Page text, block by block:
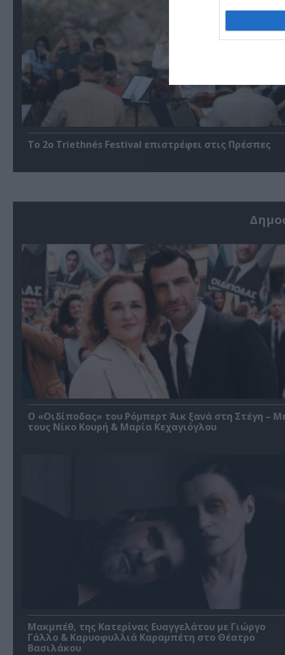
Το 2ο Triethnés Festival επιστρέφει στις Πρέσπες
O «Οιδίποδας» του Ρόμπερτ Άικ ξανά στη Στέγη –
τους Νίκο Κουρή & Μαρία Κεχαγιόγλου
Μακμπέθ, της Κατερίνας Ευαγγελάτου με Γιώργο
Γάλλο & Καρυοφυλλιά Καραμπέτη στο Θέατρο
Βασιλάκου